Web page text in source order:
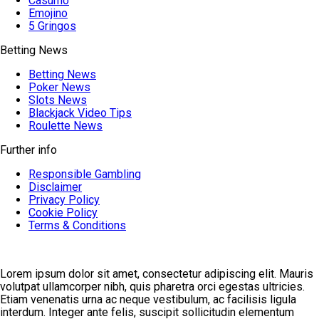
Emojino
5 Gringos
Betting News
Betting News
Poker News
Slots News
Blackjack Video Tips
Roulette News
Further info
Responsible Gambling
Disclaimer
Privacy Policy
Cookie Policy
Terms & Conditions
Lorem ipsum dolor sit amet, consectetur adipiscing elit. Mauris
volutpat ullamcorper nibh, quis pharetra orci egestas ultricies.
Etiam venenatis urna ac neque vestibulum, ac facilisis ligula
interdum. Integer ante felis, suscipit sollicitudin elementum